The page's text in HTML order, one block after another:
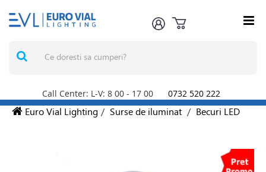
Call Center: L-V: 8 00 - 17 00 0732 520 222
Euro Vial Lighting / Surse de iluminat / Becuri LED